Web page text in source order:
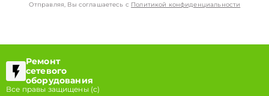
Отправляя, Вы соглашаетесь с Политикой конфиденциальности
Ремонт
сетевого
оборудования
Все правы защищены (с)